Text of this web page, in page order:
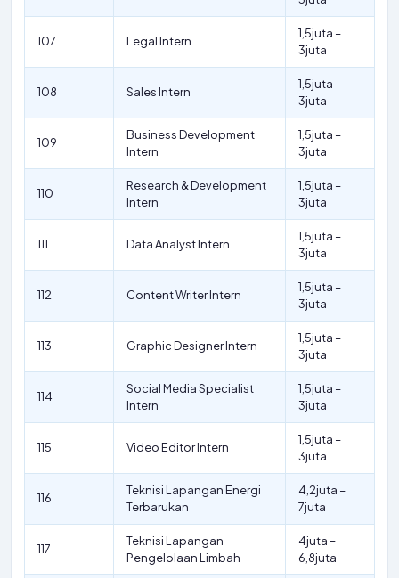
107 Legal Intern
1,5juta –
3juta
108 Sales Intern
1,5juta –
3juta
109
Business Development
Intern
1,5juta –
3juta
110
Research & Development
Intern
1,5juta –
3juta
111 Data Analyst Intern
1,5juta –
3juta
112 Content Writer Intern
1,5juta –
3juta
113 Graphic Designer Intern
1,5juta –
3juta
114
Social Media Specialist
Intern
1,5juta –
3juta
115 Video Editor Intern
1,5juta –
3juta
116
Teknisi Lapangan Energi
Terbarukan
4,2juta –
7juta
117
Teknisi Lapangan
Pengelolaan Limbah
4juta –
6,8juta